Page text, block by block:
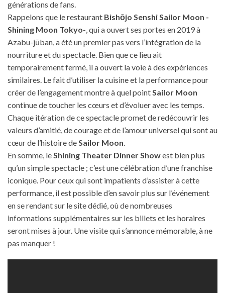
générations de fans.
Rappelons que le restaurant Bishōjo Senshi Sailor Moon -
Shining Moon Tokyo- , qui a ouvert ses portes en 2019 à
Azabu-jūban, a été un premier pas vers l’intégration de la
nourriture et du spectacle. Bien que ce lieu ait
temporairement fermé, il a ouvert la voie à des expériences
similaires. Le fait d’utiliser la cuisine et la performance pour
créer de l’engagement montre à quel point Sailor Moon
continue de toucher les cœurs et d’évoluer avec les temps.
Chaque itération de ce spectacle promet de redécouvrir les
valeurs d’amitié, de courage et de l’amour universel qui sont au
cœur de l’histoire de Sailor Moon
En somme, le Shining Theater Dinner Showest bien plus
qu’un simple spectacle ; c’est une célébration d’une franchise
iconique. Pour ceux qui sont impatients d’assister à cette
performance, il est possible d’en savoir plus sur l’événement
en se rendant sur le site dédié, où de nombreuses
informations supplémentaires sur les billets et les horaires
seront mises à jour. Une visite qui s’annonce mémorable, à ne
pas manquer !